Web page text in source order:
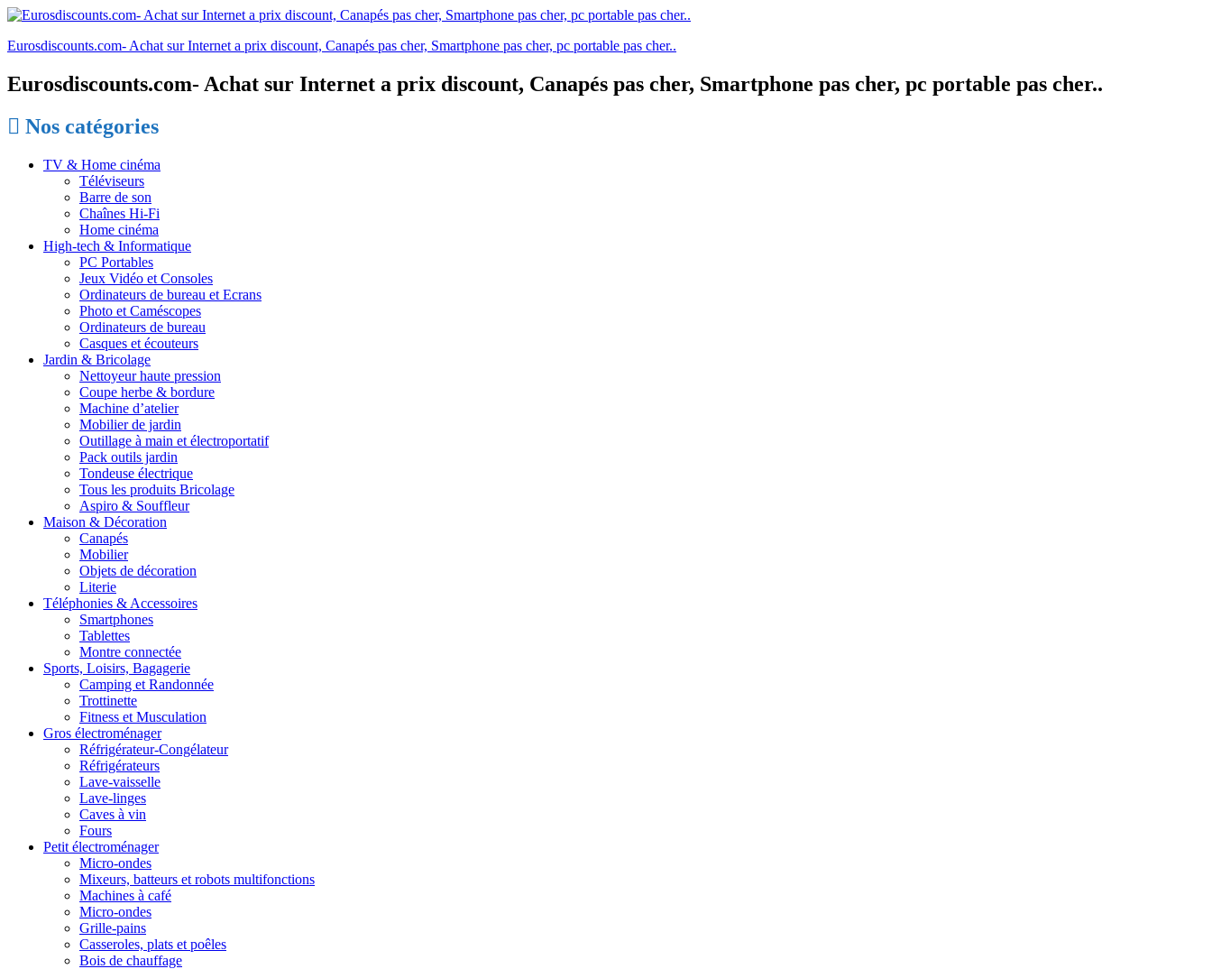
Eurosdiscounts.com- Achat sur Internet a prix discount, Canapés pas cher, Smartphone pas cher, pc portable pas cher..
Eurosdiscounts.com- Achat sur Internet a prix discount, Canapés pas cher, Smartphone pas cher, pc portable pas cher..
Nos catégories
TV & Home cinéma
Téléviseurs
Barre de son
Chaînes Hi-Fi
Home cinéma
High-tech & Informatique
PC Portables
Jeux Vidéo et Consoles
Ordinateurs de bureau et Ecrans
Photo et Caméscopes
Ordinateurs de bureau
Casques et écouteurs
Jardin & Bricolage
Nettoyeur haute pression
Coupe herbe & bordure
Machine d’atelier
Mobilier de jardin
Outillage à main et électroportatif
Pack outils jardin
Tondeuse électrique
Tous les produits Bricolage
Aspiro & Souffleur
Maison & Décoration
Canapés
Mobilier
Objets de décoration
Literie
Téléphonies & Accessoires
Smartphones
Tablettes
Montre connectée
Sports, Loisirs, Bagagerie
Camping et Randonnée
Trottinette
Fitness et Musculation
Gros électroménager
Réfrigérateur-Congélateur
Réfrigérateurs
Lave-vaisselle
Lave-linges
Caves à vin
Fours
Petit électroménager
Micro-ondes
Mixeurs, batteurs et robots multifonctions
Machines à café
Micro-ondes
Grille-pains
Casseroles, plats et poêles
Bois de chauffage